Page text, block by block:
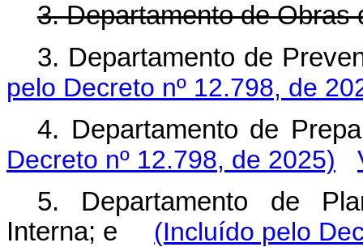
3. Departamento de
3. Departamento de
pelo Decreto nº 12.798, de
4. Departamento de
Decreto nº 12.798, de 2025)
5. Departamento de
Interna; e (Incluído pelo